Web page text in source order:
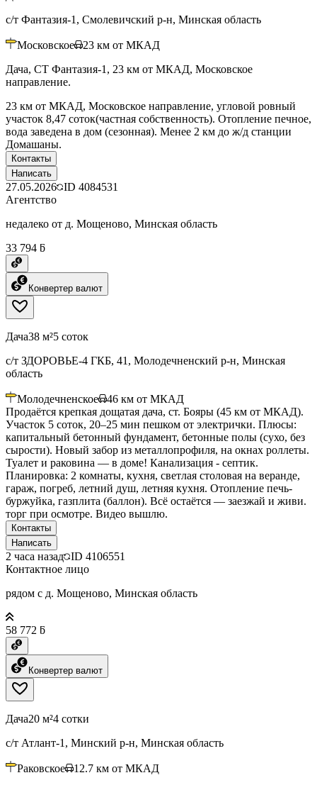
с/т Фантазия-1, Смолевичский р-н, Минская область
Московское 23 км от МКАД
Дача, СТ Фантазия-1, 23 км от МКАД, Московское
направление.
23 км от МКАД, Московское направление, угловой ровный
участок 8,47 соток(частная собственность). Отопление печное,
вода заведена в дом (сезонная). Менее 2 км до ж/д станции
Домашаны.
Контакты
Написать
27.05.2026 ID 4084531
Агентство
недалеко от д. Мощеново, Минская область
33 794 ƃ
Конвертер валют
Дача38 м²5 соток
с/т ЗДОРОВЬЕ-4 ГКБ, 41, Молодечненский р-н, Минская
область
Молодечненское 46 км от МКАД
Продаётся крепкая дощатая дача, ст. Бояры (45 км от МКАД).
Участок 5 соток, 20–25 мин пешком от электрички. Плюсы:
капитальный бетонный фундамент, бетонные полы (сухо, без
сырости). Новый забор из металлопрофиля, на окнах роллеты.
Туалет и раковина — в доме! Канализация - септик.
Планировка: 2 комнаты, кухня, светлая столовая на веранде,
гараж, погреб, летний душ, летняя кухня. Отопление печь-
буржуйка, газплита (баллон). Всё остаётся — заезжай и живи.
торг при осмотре. Видео вышлю.
Контакты
Написать
2 часа назад ID 4106551
Контактное лицо
рядом с д. Мощеново, Минская область
58 772 ƃ
Конвертер валют
Дача20 м²4 сотки
с/т Атлант-1, Минский р-н, Минская область
Раковское 12.7 км от МКАД